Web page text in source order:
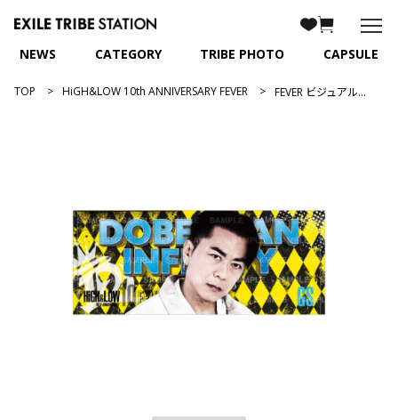
NEWS CATEGORY TRIBE PHOTO CAPSULE
TOP HiGH&LOW 10th ANNIVERSARY FEVER FEVER ビジュアルフェイスタオル/GS